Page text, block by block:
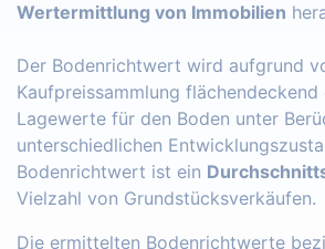
Wertermittlung von Immobilien
Der Bodenrichtwert wird aufgrund
Kaufpreissammlung
Lagewerte für den Boden unter
unterschiedlichen
Bodenrichtwert ist ein
Vielzahl von Grundstücksverkäufen.
Die ermittelten Bodenrichtwerte